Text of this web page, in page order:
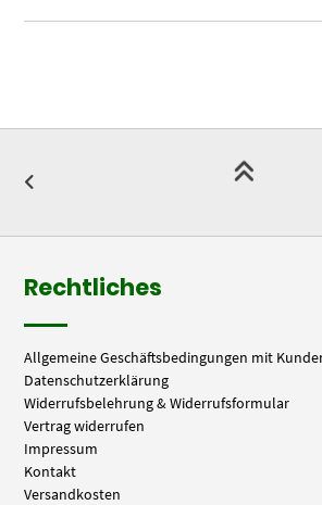
Rechtliches
Allgemeine Geschäftsbedingungen mit
Datenschutzerklärung
Widerrufsbelehrung & Widerrufsformular
Vertrag widerrufen
Impressum
Kontakt
Versandkosten